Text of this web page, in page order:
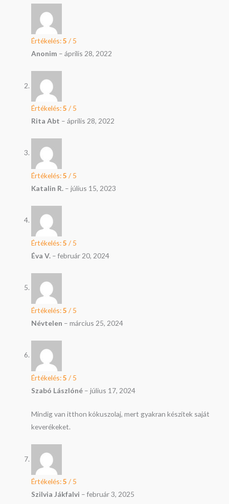
Értékelés:5 / 5
Anonim – április 28, 2022
Értékelés:5 / 5
Rita Abt – április 28, 2022
Értékelés:5 / 5
Katalin R. – július 15, 2023
Értékelés:5 / 5
Éva V. – február 20, 2024
Értékelés:5 / 5
Névtelen – március 25, 2024
Értékelés:5 / 5
Szabó Lászlóné – július 17, 2024
Mindig van itthon kókuszolaj, mert gyakran készítek saját
keverékeket.
Értékelés:5 / 5
Szilvia Jákfalvi – február 3, 2025